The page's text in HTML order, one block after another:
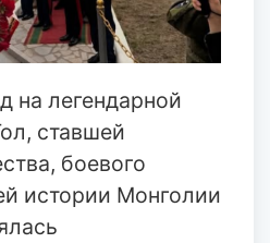
на легендарной
ставшей
боевого
истории Монголии